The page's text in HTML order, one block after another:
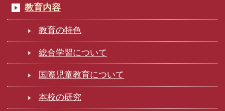
教育内容
教育の特色
総合学習について
国際児童教育について
本校の研究